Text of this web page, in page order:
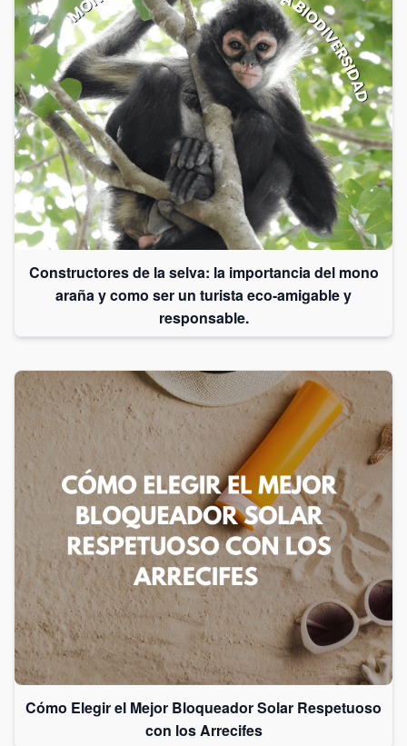
Constructores de la selva: la importancia del mono
araña y como ser un turista eco-amigable y
responsable.
Cómo Elegir el Mejor Bloqueador Solar Respetuoso
con los Arrecifes